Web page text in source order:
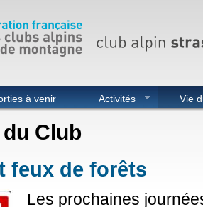
à venir Activités Vie
Club
feux de forêts
Les prochaines